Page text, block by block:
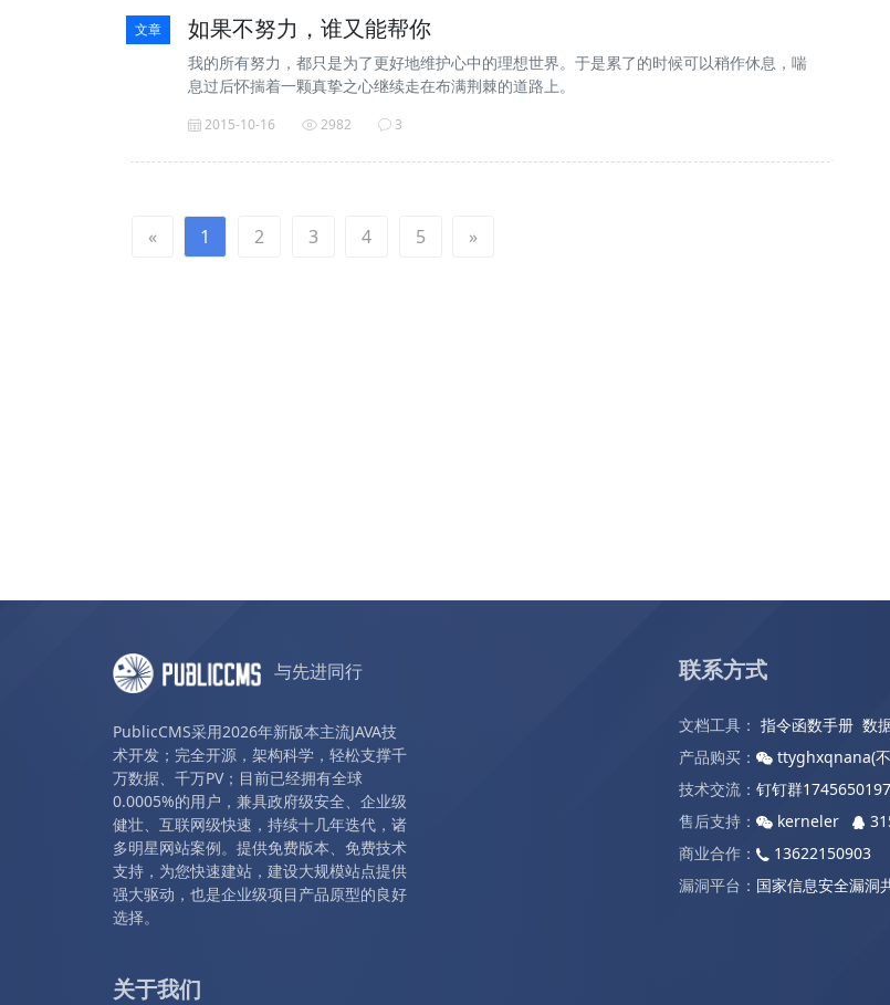
文章 如果不努力，谁又能帮你
我的所有努力，都只是为了更好地维护心中的理想世界。于是累了的时候可以稍作休息，喘
息过后怀揣着一颗真挚之心继续走在布满荆棘的道路上。
2015-10-16 2982 3
« 1 2 3 4 5 »
与先进同行
PublicCMS采用2026年新版本主流JAVA技
术开发；完全开源，架构科学，轻松支撑千
万数据、千万PV；目前已经拥有全球
0.0005%的用户，兼具政府级安全、企业级
健壮、互联网级快速，持续十几年迭代，诸
多明星网站案例。提供免费版本、免费技术
支持，为您快速建站，建设大规模站点提供
强大驱动，也是企业级项目产品原型的良好
选择。
联系方式
文档工具： 指令函数手册 数
产品购买：
ttyghxqnana(
技术交流： 钉钉群
售后支持：
kerneler
商业合作：
13622150903
漏洞平台： 国家信息安全漏洞
关于我们